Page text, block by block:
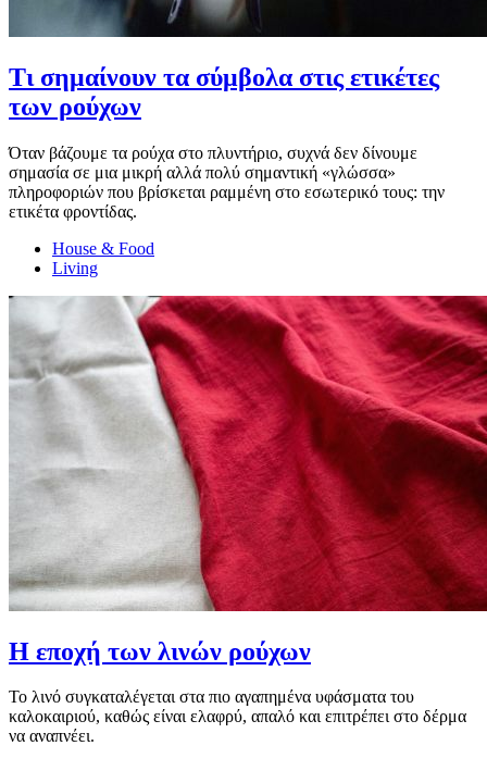
Τι σημαίνουν τα σύμβολα στις ετικέτες
των ρούχων
Όταν βάζουμε τα ρούχα στο πλυντήριο, συχνά δεν δίνουμε
σημασία σε μια μικρή αλλά πολύ σημαντική «γλώσσα»
πληροφοριών που βρίσκεται ραμμένη στο εσωτερικό τους: την
ετικέτα φροντίδας.
House & Food
Living
Η εποχή των λινών ρούχων
Το λινό συγκαταλέγεται στα πιο αγαπημένα υφάσματα του
καλοκαιριού, καθώς είναι ελαφρύ, απαλό και επιτρέπει στο δέρμα
να αναπνέει.